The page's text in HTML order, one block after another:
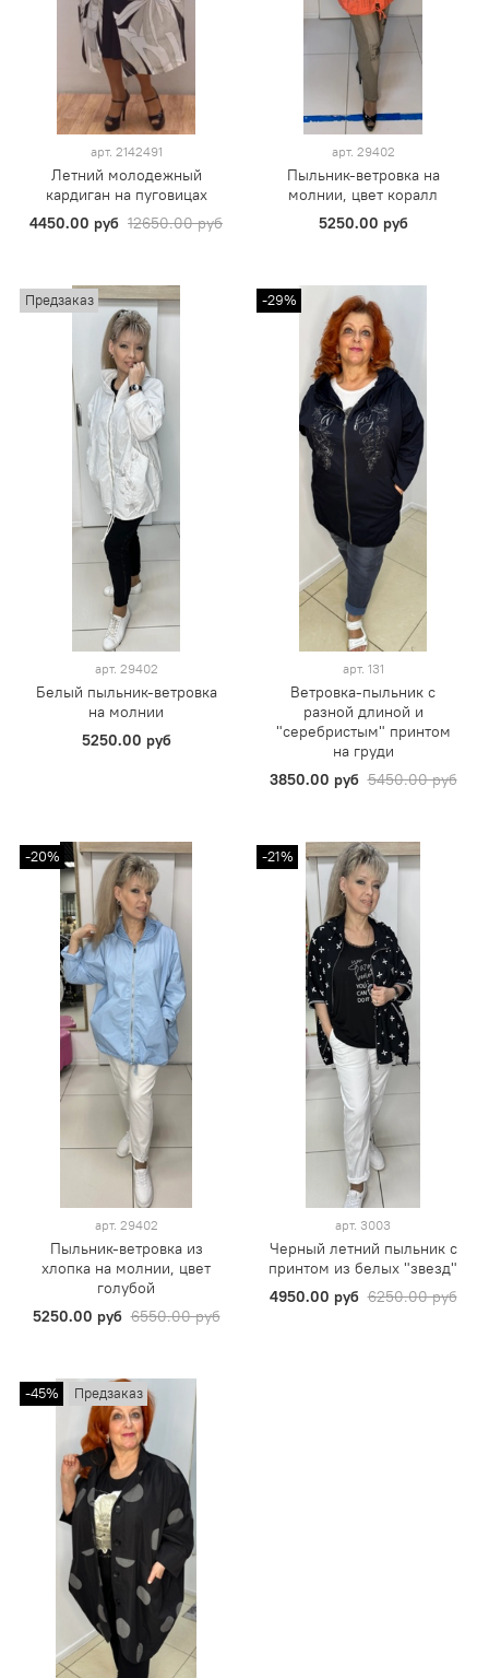
арт. 2142491
Летний молодежный
кардиган на пуговицах
4450.00 руб 12650.00 руб
арт. 29402
Пыльник-ветровка на
молнии, цвет коралл
5250.00 руб
Предзаказ
арт. 29402
Белый пыльник-ветровка
на молнии
5250.00 руб
-29%
арт. 131
Ветровка-пыльник с
разной длиной и
"серебристым" принтом
на груди
3850.00 руб 5450.00 руб
-20%
арт. 29402
Пыльник-ветровка из
хлопка на молнии, цвет
голубой
5250.00 руб 6550.00 руб
-21%
арт. 3003
Черный летний пыльник с
принтом из белых "звезд"
4950.00 руб 6250.00 руб
-45% Предзаказ